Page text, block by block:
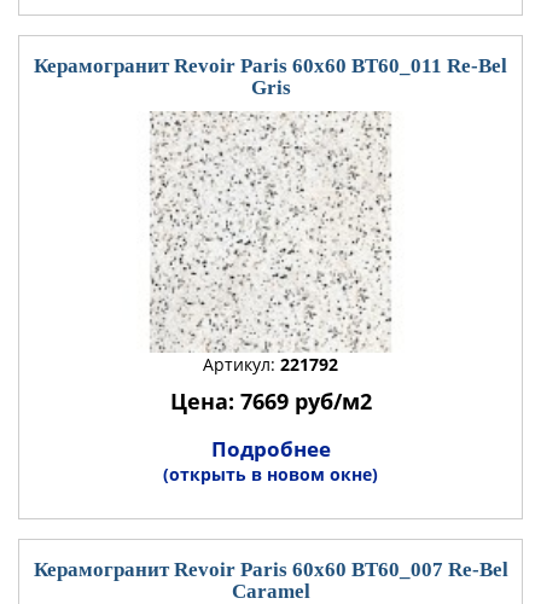
Керамогранит Revoir Paris 60x60 BT60_011 Re-Bel
Gris
Артикул: 221792
Цена: 7669 руб/м2
Подробнее
(открыть в новом окне)
Керамогранит Revoir Paris 60x60 BT60_007 Re-Bel
Caramel